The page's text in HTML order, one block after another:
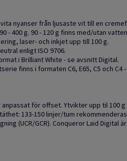
nyanser från ljusaste vit till en
- 400 g. 90 - 120 g finns med/utan
laser- och inkjet upp till 100 g.
enligt ISO 9706.
i Brilliant White - se avsnitt Digital.
finns i formaten C6, E65, C5 och C4
anpassat för offset. Ytvikter upp til 100
133-150 linjer/tum
(UCR/GCR). Conqueror Laid Digital